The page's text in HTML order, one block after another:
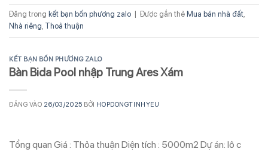
Đăng trong kết bạn bốn phương zalo Được gắn thẻ Mua bán nhà đất
Nhà riêng Thoả thuận
KẾT BẠN BỐN PHƯƠNG ZALO
Bàn Bida Pool nhập Trung Ares Xám
ĐĂNG VÀO 26/03/2025 BỞI HOPDONGTINHYEU
Tổng quan Giá : Thỏa thuận Diện tích : 5000m2 Dự án: lô c